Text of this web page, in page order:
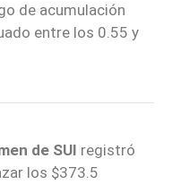
de acumulación
entre los 0.55 y
de SUI registró
los $373.5